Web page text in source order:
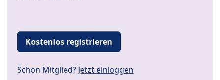
Kostenlos registrieren
Schon Mitglied? Jetzt einloggen